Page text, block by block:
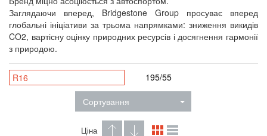
Заглядаючи вперед, Bridgestone Group просуває вперед
глобальні ініціативи за трьома напрямками: зниження викидів
CO2, вартісну оцінку природних ресурсів і досягнення гармонії
з природою.
R16 195/55
Сортування
Ціна